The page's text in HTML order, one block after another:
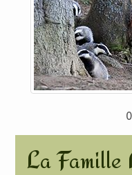
La Famille